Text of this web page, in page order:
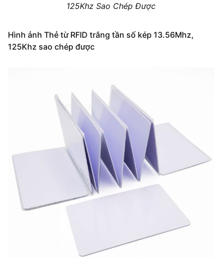
125Khz Sao Chép Được
Hình ảnh Thẻ từ RFID trắng tần số kép 13.56Mhz,
125Khz sao chép được